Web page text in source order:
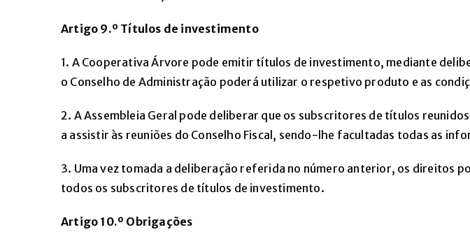
Artigo 9.º Títulos de investimento
1. A Cooperativa Árvore pode emitir títulos de investimento, mediante
o Conselho de Administração poderá utilizar o respetivo produto e as
2. A Assembleia Geral pode deliberar que os subscritores de títulos
a assistir às reuniões do Conselho Fiscal, sendo-lhe facultadas todas as
3. Uma vez tomada a deliberação referida no número anterior, os direitos
todos os subscritores de títulos de investimento.
Artigo 10.º Obrigações